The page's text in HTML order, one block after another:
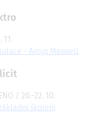
11.
- Ansys Maxwell
/ 20.–22. 10.
školení